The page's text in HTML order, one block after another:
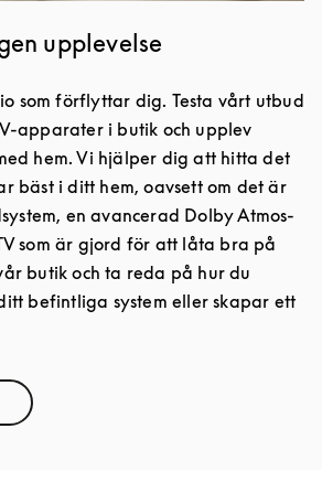
upplevelse
som förflyttar dig. Testa vårt utbud
apparater i butik och upplev
hem. Vi hjälper dig att hitta det
bäst i ditt hem, oavsett om det är
en avancerad Dolby Atmos-
som är gjord för att låta bra på
butik och ta reda på hur du
befintliga system eller skapar ett
in New Tab